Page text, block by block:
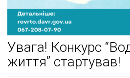
Увага! Конкурс
життя” стартував!